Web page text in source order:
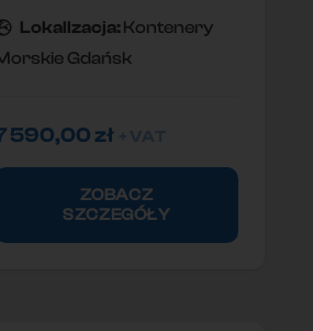
Lokallzacja: Kontenery
Gdańsk
590,00zł
ZOBACZ
SZCZEGÓŁY